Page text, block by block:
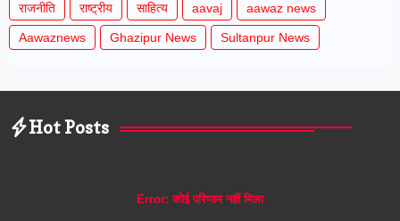
राजनीति राष्ट्रीय साहित्य aavaj aawaz news
Aawaznews Ghazipur News Sultanpur News
Hot Posts
Error: कोई परिणाम नहीं मिला